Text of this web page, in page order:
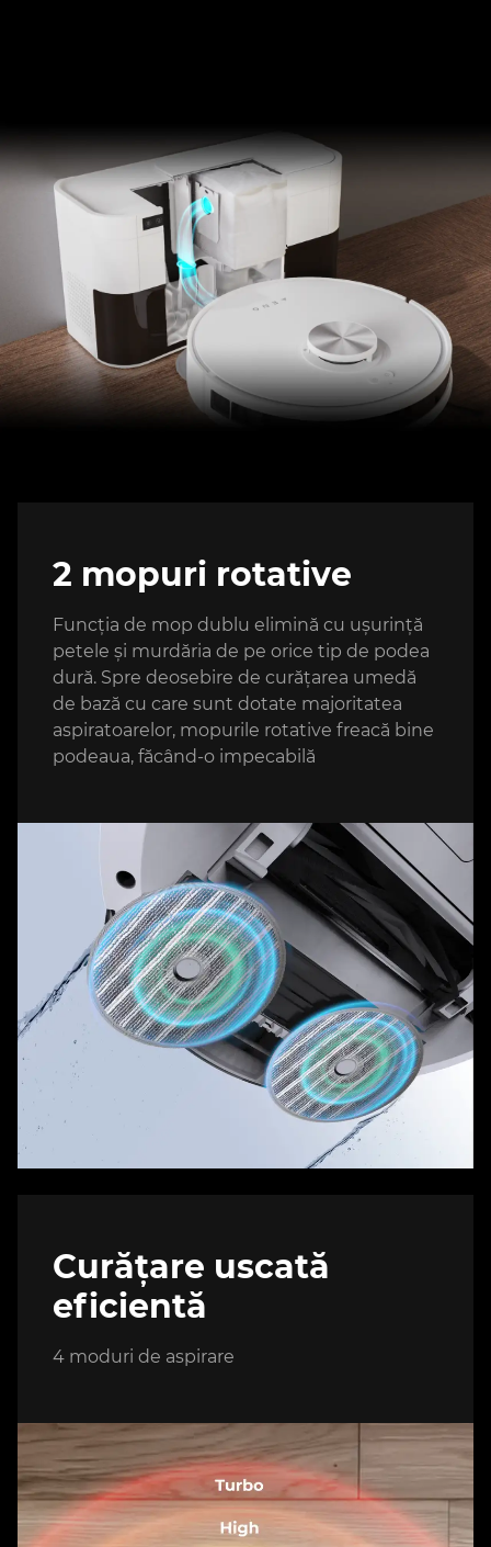
2 mopuri rotative
Funcția de mop dublu elimină cu ușurință
petele și murdăria de pe orice tip de podea
dură. Spre deosebire de curățarea umedă
de bază cu care sunt dotate majoritatea
aspiratoarelor, mopurile rotative freacă bine
podeaua, făcând-o impecabilă
Curățare uscată
eficientă
4 moduri de aspirare